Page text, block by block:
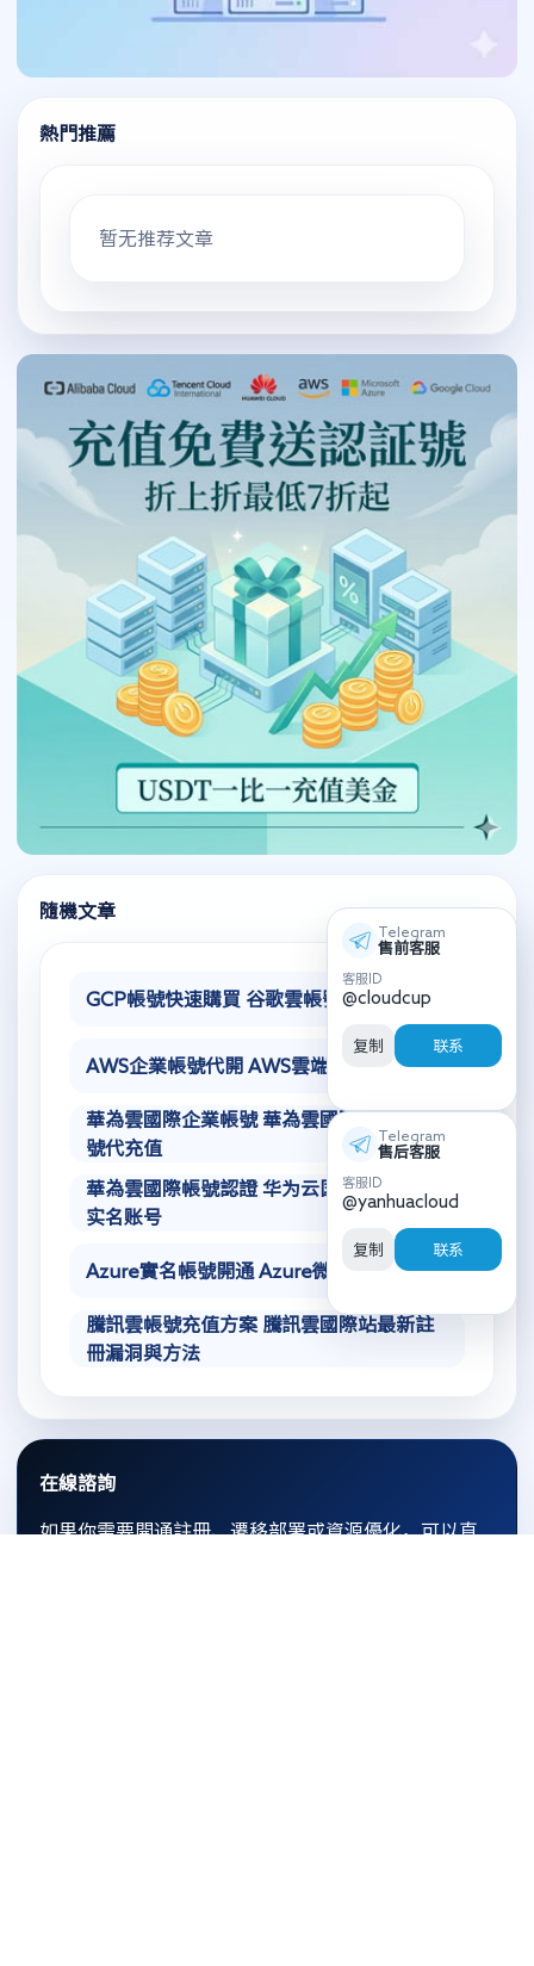
熱門推薦
暂无推荐文章
隨機文章
GCP帳號快速購買 谷歌雲帳號恢復方法
AWS企業帳號代開 AWS雲端帳號申請購買
華為雲國際企業帳號 華為雲國際站個人賬
號代充值
華為雲國際帳號認證 华为云国际版韩国免
实名账号
Azure實名帳號開通 Azure微軟雲帳戶開通
騰訊雲帳號充值方案 騰訊雲國際站最新註
冊漏洞與方法
在線諮詢
如果你需要開通註冊、遷移部署或資源優化，可以直
Telegram
售前客服
客服ID
@cloudcup
复制 联系
Telegram
售后客服
客服ID
@yanhuacloud
复制 联系